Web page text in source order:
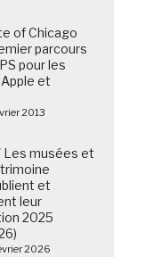
of Chicago
parcours
pour les
et
2013
Les musées et
et
leur
2025
2026